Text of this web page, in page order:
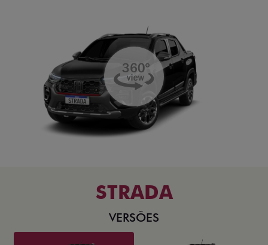
STRADA
VERSÕES